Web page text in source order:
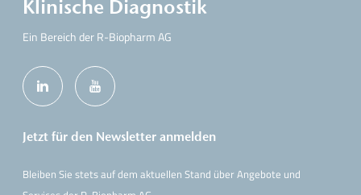
Klinische Diagnostik
Ein Bereich der R-Biopharm AG
Jetzt für den Newsletter anmelden
Bleiben Sie stets auf dem aktuellen Stand über Angebote und